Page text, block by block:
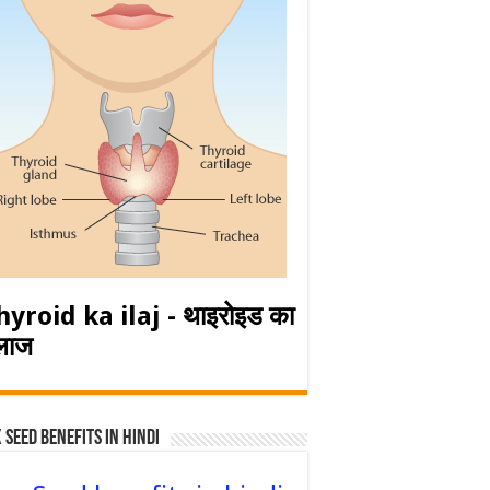
ka ilaj - थाइरोइड का
Seed Benefits in hindi